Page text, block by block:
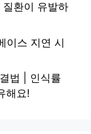
환이 유발하
이스 지연 시
법 | 인식률
해요!